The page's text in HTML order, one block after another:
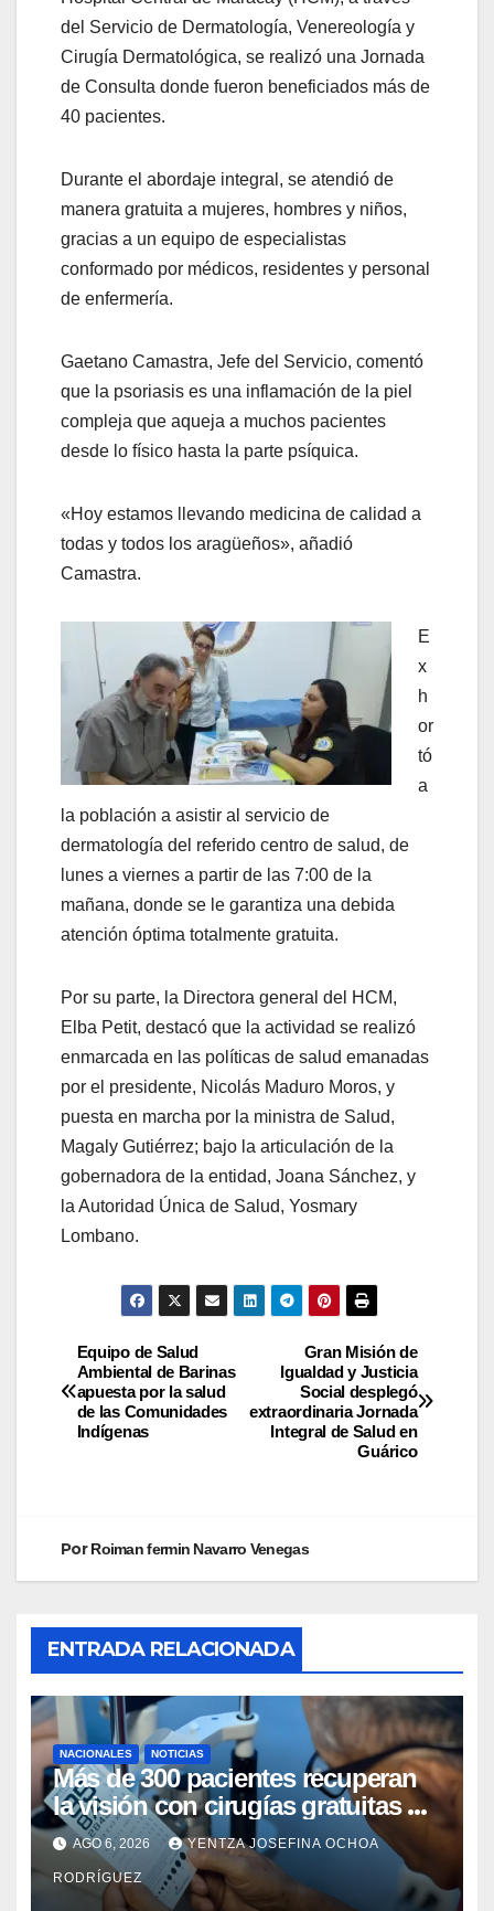
del Servicio de Dermatología, Venereología y
Cirugía Dermatológica, se realizó una Jornada
de Consulta donde fueron beneficiados más de
40 pacientes.
Durante el abordaje integral, se atendió de
manera gratuita a mujeres, hombres y niños,
gracias a un equipo de especialistas
conformado por médicos, residentes y personal
de enfermería.
Gaetano Camastra, Jefe del Servicio, comentó
que la psoriasis es una inflamación de la piel
compleja que aqueja a muchos pacientes
desde lo físico hasta la parte psíquica.
«Hoy estamos llevando medicina de calidad a
todas y todos los aragüeños», añadió
Camastra.
E
x
h
or
tó
a
la población a asistir al servicio de
dermatología del referido centro de salud, de
lunes a viernes a partir de las 7:00 de la
mañana, donde se le garantiza una debida
atención óptima totalmente gratuita.
Por su parte, la Directora general del HCM,
Elba Petit, destacó que la actividad se realizó
enmarcada en las políticas de salud emanadas
por el presidente, Nicolás Maduro Moros, y
puesta en marcha por la ministra de Salud,
Magaly Gutiérrez; bajo la articulación de la
gobernadora de la entidad, Joana Sánchez, y
la Autoridad Única de Salud, Yosmary
Lombano.
Gran Misión de
Igualdad y Justicia
Social desplegó
extraordinaria Jornada
Integral de Salud en
Guárico
Equipo de Salud
Ambiental de Barinas
apuesta por la salud
de las Comunidades
Indígenas
PorRoiman fermin Navarro Venegas
ENTRADA RELACIONADA
NACIONALES NOTICIAS
Más de 300 pacientes recuperan
la visión con cirugías gratuitas de
cataratas en Zulia
AGO 6, 2026 YENTZA JOSEFINA OCHOA
RODRÍGUEZ